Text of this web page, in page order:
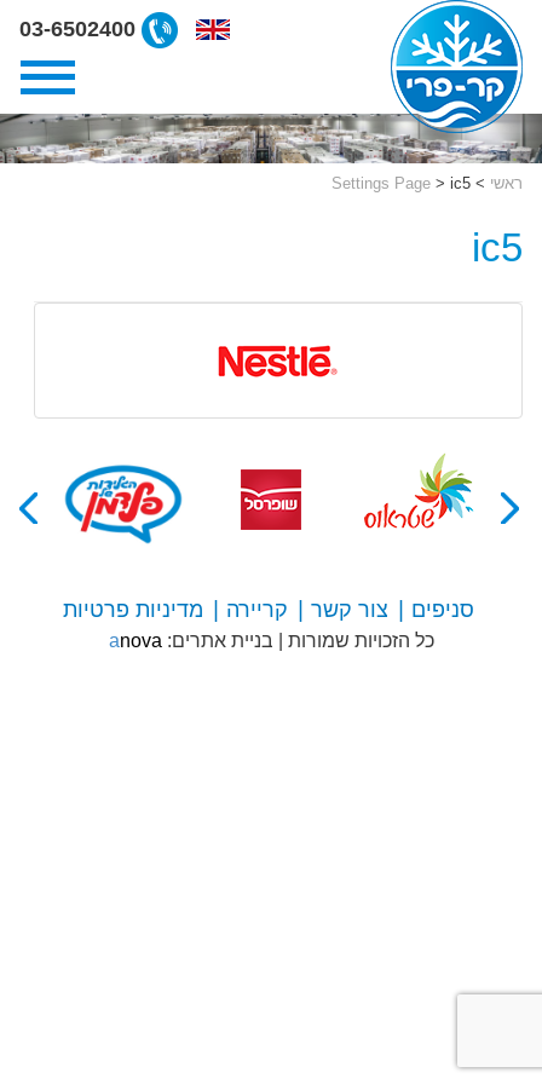
ליצירת
03-
6502400
03-6502400
ראשי >
Settings Page > ic5
ic5
סניפים צור קשר קריירה מדיניות פרטיות
כל הזכויות שמורות בניית אתרים: צור
anova